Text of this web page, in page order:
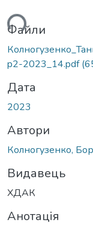
Файли
p2-2023_14.pdf
Дата
2023
Автори
Колногузенко,
Видавець
ХДАК
Анотація